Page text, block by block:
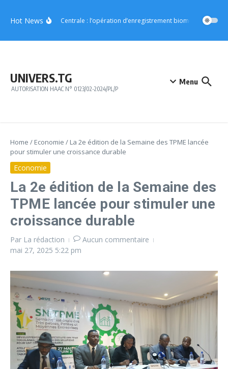
Hot NewsRégion Centrale : l’opération d’enregistrement biométrique
UNIVERS.TG
AUTORISATION HAAC N° 0123/02-2024/PL/P
Menu
Home / Economie / La 2e édition de la Semaine des TPME lancée
pour stimuler une croissance durable
Economie
La 2e édition de la Semaine des
TPME lancée pour stimuler une
croissance durable
Par La rédaction
Aucun commentaire
mai 27, 2025 5:22 pm